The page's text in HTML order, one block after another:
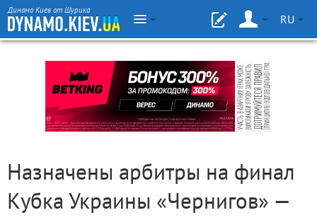
Динамо Киев от Шурика
RU
Назначены арбитры на финал
Кубка Украины «Чернигов» —